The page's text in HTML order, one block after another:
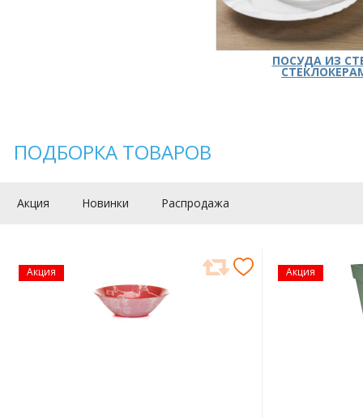
ПОСУДА ИЗ
ПОДБОРКА ТОВАРОВ
Акция Новинки Распродажа
Акция Акция